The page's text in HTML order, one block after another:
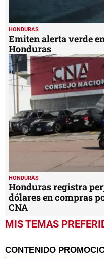
HONDURAS
Emiten alerta verde
Honduras
HONDURAS
Honduras registra
dólares en compras
CNA
MIS TEMAS